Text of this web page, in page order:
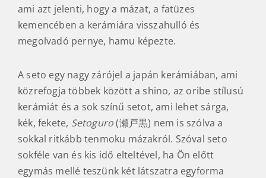
ami azt jelenti, hogy a mázat, a fatüzes
kemencében a kerámiára visszahulló és
megolvadó pernye, hamu képezte.
A seto egy nagy zárójel a japán kerámiában, ami
közrefogja többek között a shino, az oribe stílusú
kerámiát és a sok színű setot, ami lehet sárga,
kék, fekete, Setoguro(瀬戸黒) nem is szólva a
sokkal ritkább tenmoku mázakról. Szóval seto
sokféle van és kis idő elteltével, ha Ön előtt
egymás mellé teszünk két látszatra egyforma